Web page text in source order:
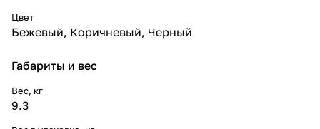
Цвет
Бежевый, Коричневый, Черный
Габариты и вес
Вес, кг
9.3